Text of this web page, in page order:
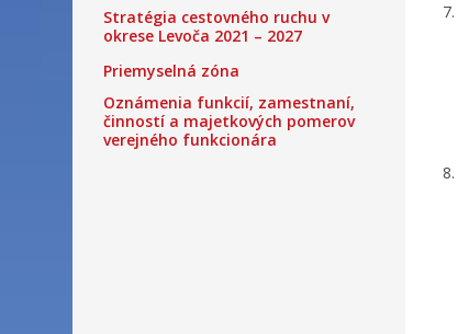
Stratégia cestovného ruchu v
okrese Levoča 2021 – 2027
Priemyselná zóna
Oznámenia funkcií, zamestnaní,
činností a majetkových pomerov
verejného funkcionára